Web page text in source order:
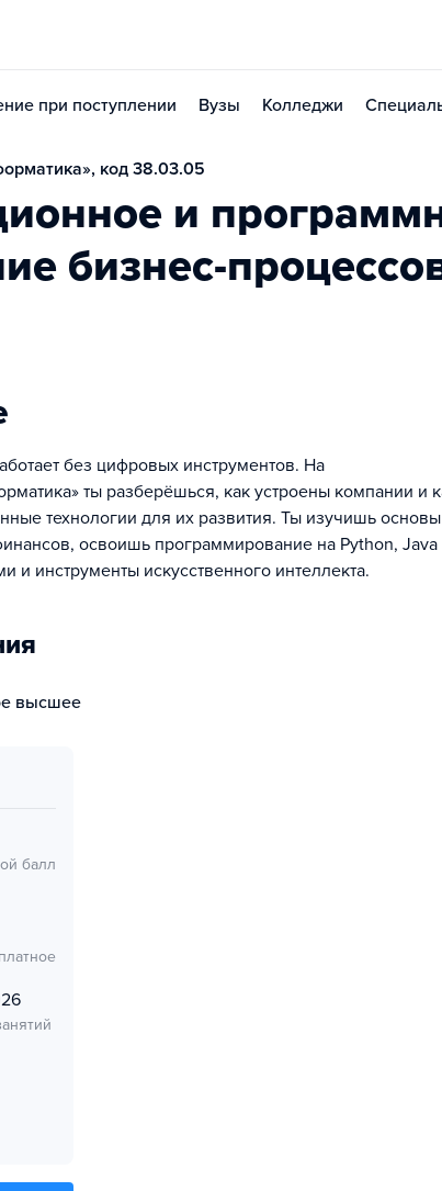
при поступлении Вузы Колледжи
код 38.03.05
и
бизнес-
без цифровых инструментов. На
ты разберёшься, как устроены компании и
технологии для их развития. Ты изучишь основы
освоишь программирование на Python, Java
и инструменты искусственного интеллекта.
высшее
балл